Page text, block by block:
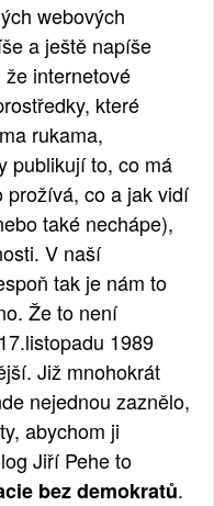
webových
a ještě napíše
internetové
které
rukama,
publikují to, co má
prožívá, co a jak vidí
také nechápe),
V naší
tak je nám to
Že to není
1989
Již mnohokrát
nejednou zaznělo,
abychom ji
Jiří Pehe to
bez demokratů.